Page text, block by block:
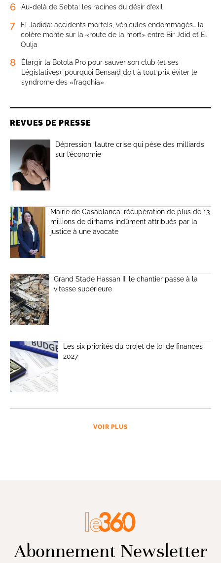
6 Au-delà de Sebta: les racines du désir d’exil
7
El Jadida: accidents mortels, véhicules endommagés… la
colère monte sur la «route de la mort» entre Bir Jdid et El
Oulja
8
Élargir la Botola Pro pour sauver son club (et ses
Législatives): pourquoi Bensaïd doit à tout prix éviter le
syndrome des «fraqchia»
REVUES DE PRESSE
Dépression: l’autre crise qui pèse des milliards
sur l’économie
Mairie de Casablanca: récupération de plus de 13
millions de dirhams indûment attribués par la
justice à une avocate
Grand Stade Hassan II: le chantier passe à la
vitesse supérieure
Les six priorités du projet de loi de finances
2027
VOIR PLUS
Abonnement Newsletter